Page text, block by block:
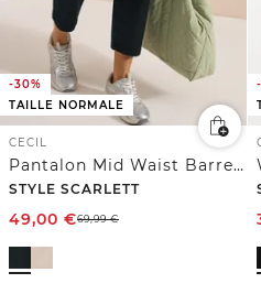
-30%
TAILLE NORMALE
CECIL
Pantalon Mid Waist Barrel Leg en coupe décontractée
STYLE SCARLETT
49,00 €69,99€